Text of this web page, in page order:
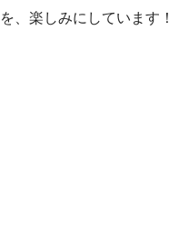
を、楽しみにしています！